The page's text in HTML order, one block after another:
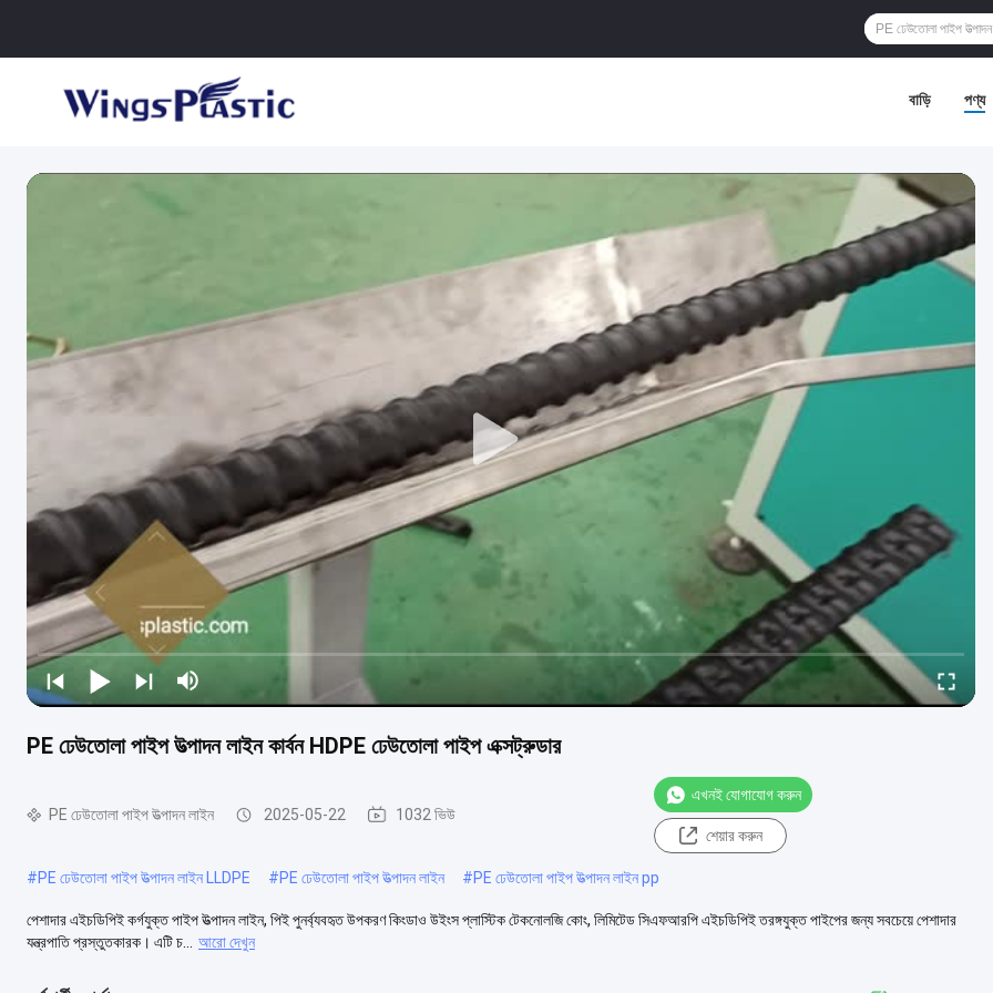
বাড়ি পণ্য
PE ঢেউতোলা পাইপ উত্পাদন লাইন কার্বন HDPE ঢেউতোলা পাইপ এক্সট্রুডার
PE ঢেউতোলা পাইপ উত্পাদন লাইন 2025-05-22 1032 ভিউ
এখনই যোগাযোগ করুন
শেয়ার করুন
#PE ঢেউতোলা পাইপ উত্পাদন লাইন LLDPE #PE ঢেউতোলা পাইপ উত্পাদন লাইন #PE ঢেউতোলা পাইপ উত্পাদন লাইন pp
পেশাদার এইচডিপিই কর্গযুক্ত পাইপ উত্পাদন লাইন, পিই পুনর্ব্যবহৃত উপকরণ কিংডাও উইংস প্লাস্টিক টেকনোলজি কোং, লিমিটেড সিএফআরপি এইচডিপিই তরঙ্গযুক্ত পাইপের জন্য সবচেয়ে পেশাদার
যন্ত্রপাতি প্রস্তুতকারক। এটি চ...
আরো দেখুন